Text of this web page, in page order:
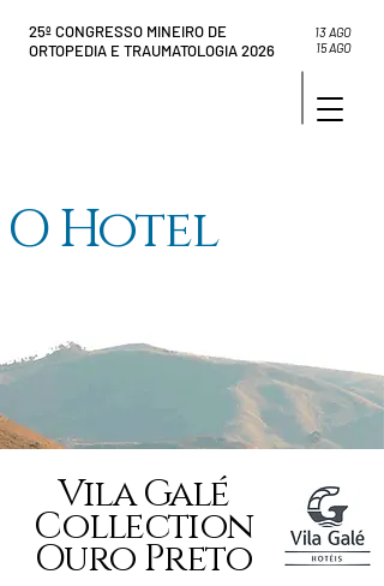
25º CONGRESSO MINEIRO DE
ORTOPEDIA E TRAUMATOLOGIA 2026
13 AGO
15 AGO
O Hotel
Vila Galé
Collection
Ouro Preto